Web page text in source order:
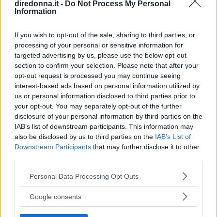
diredonna.it - Do Not Process My Personal
Information
If you wish to opt-out of the sale, sharing to third parties, or
processing of your personal or sensitive information for
targeted advertising by us, please use the below opt-out
section to confirm your selection. Please note that after your
opt-out request is processed you may continue seeing
interest-based ads based on personal information utilized by
us or personal information disclosed to third parties prior to
your opt-out. You may separately opt-out of the further
disclosure of your personal information by third parties on the
IAB’s list of downstream participants. This information may
also be disclosed by us to third parties on the IAB’s List of
Downstream Participants that may further disclose it to other
Please note that this website/app uses one or more Google
not limited to your visit or usage behaviour. You may click to
use your data for below specified purposes in below Google
Personal Data Processing Opt Outs
Google consents
BELLEZZA
Eritema solare: cosa fare se la
pelle è stata sovraesposta ai
raggi UV